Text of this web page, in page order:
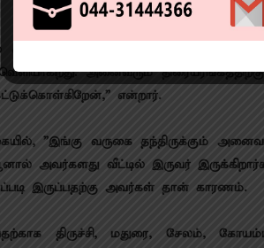
ஆண்டின் பிளாக்பஸ்டர் ஹிட் ஆகும்.
காண ஆவலுடன் காத்திருக்கிறேன்.
அனைவரும்
என்றார்.
”இங்கு வருகை தந்திருக்கும்
அவர்களது வீட்டில் இருவர்
இருப்பதற்கு அவர்கள் தான் காரணம்.
திருச்சி, மதுரை, சேலம்,